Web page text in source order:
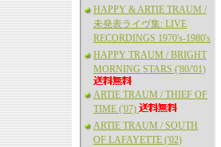
HAPPY & ARTIE TRAUM /
未発表ライヴ集: LIVE
RECORDINGS 1970's-1980's
HAPPY TRAUM / BRIGHT
MORNING STARS ('80/'01)
ARTIE TRAUM / THIEF OF
TIME ('07)
ARTIE TRAUM / SOUTH
OF LAFAYETTE ('02)